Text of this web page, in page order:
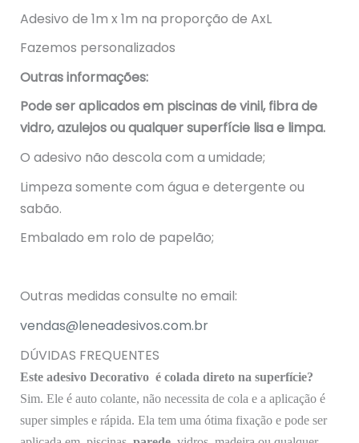
Adesivo de 1m x 1m na proporção de AxL
Fazemos personalizados
Outras informações:
Pode ser aplicados em piscinas de vinil, fibra de
vidro, azulejos ou qualquer superfície lisa e limpa.
O adesivo não descola com a umidade;
Limpeza somente com água e detergente ou
sabão.
Embalado em rolo de papelão;
Outras medidas consulte no email:
vendas@leneadesivos.com.br
DÚVIDAS FREQUENTES
Este adesivo Decorativo é colada direto na superfície?
Sim. Ele é auto colante, não necessita de cola e a aplicação é
super simples e rápida. Ela tem uma ótima fixação e pode ser